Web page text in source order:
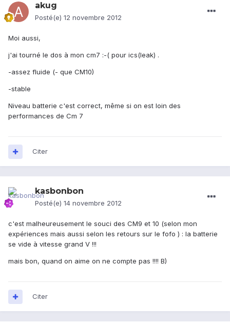
akug
Posté(e) 12 novembre 2012
Moi aussi,
j'ai tourné le dos à mon cm7 :-( pour ics(leak) .
-assez fluide (- que CM10)
-stable
Niveau batterie c'est correct, même si on est loin des
performances de Cm 7
Citer
kasbonbon
Posté(e) 14 novembre 2012
c'est malheureusement le souci des CM9 et 10 (selon mon
expériences mais aussi selon les retours sur le fofo ) : la batterie
se vide à vitesse grand V !!!
mais bon, quand on aime on ne compte pas !!!! B)
Citer